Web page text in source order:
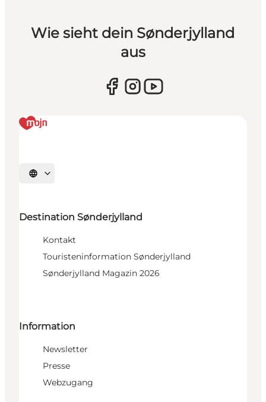
Wie sieht dein Sønderjylland
aus
Sprache auswählen
Destination Sønderjylland
Kontakt
Touristeninformation Sønderjylland
Sønderjylland Magazin 2026
Information
Newsletter
Presse
Webzugang